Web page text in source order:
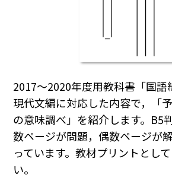
2017～2020年度用教科書「国語
現代文編に対応した内容で，「
の意味調べ」を紹介します。B5
数ページが問題，偶数ページが
っています。教材プリントとし
い。